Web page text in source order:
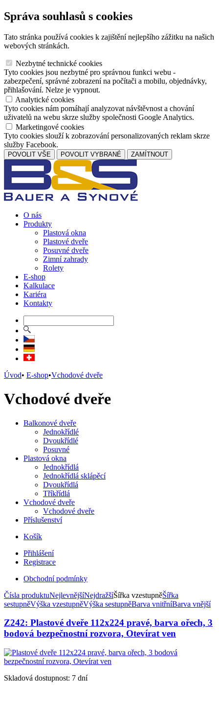
Správa souhlasů s cookies
Tato stránka používá cookies k zajištění nejlepšího zážitku na našich
webových stránkách.
Nezbytné technické cookies
Tyto cookies jsou nezbytné pro správnou funkci webu -
zabezpečení, správné zobrazení na počítači a mobilu, objednávky,
přihlašování. Nelze je vypnout.
Analytické cookies
Tyto cookies nám pomáhají analyzovat návštěvnost a chování
uživatelů na webu skrze služby společnosti Google Analytics.
Marketingové cookies
Tyto cookies slouží k zobrazování personalizovaných reklam skrze
služby Facebook.
POVOLIT VŠE POVOLIT VYBRANÉ ZAMÍTNOUT
O nás
Produkty
Plastová okna
Plastové dveře
Posuvné dveře
Zimní zahrady
Rolety
E-shop
Kalkulace
Kariéra
Kontakty
Úvod• E-shop•Vchodové dveře
Vchodové dveře
Balkonové dveře
Jednokřídlé
Dvoukřídlé
Posuvné
Plastová okna
Jednokřídlá
Jednokřídlá sklápěcí
Dvoukřídlá
Tříkřídlá
Vchodové dveře
Vchodové dveře
Příslušenství
Košík
Přihlášení
Registrace
Obchodní podmínky
Čísla produktuNejlevnějšíNejdražšíŠířka vzestupněŠířka
sestupněVýška vzestupněVýška sestupněBarva vnitřníBarva vnější
Z242: Plastové dveře 112x224 pravé, barva ořech, 3
bodová bezpečnostní rozvora, Otevírat ven
Skladová dostupnost: 7 dní